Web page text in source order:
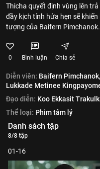
Thicha quyết định vùng lên
đầy kịch tính hứa hẹn sẽ
tượng của Baifern Pimchanok.
0 Bình luận Chia sẻ
Diễn viên: Baifern Pimchanok,
Lukkade Metinee
Đạo diễn: Koo Ekkasit
Thể loại: Phim tâm lý
Danh sách tập
8/8 tập
01-16